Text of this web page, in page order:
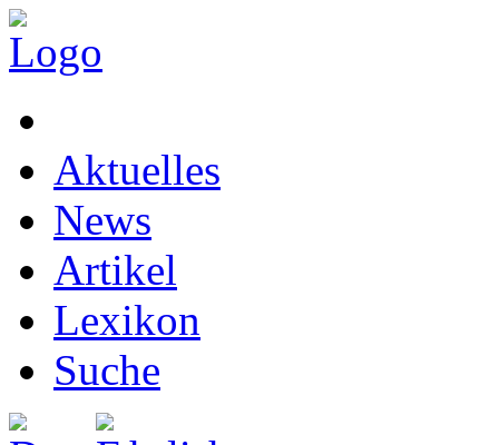
Aktuelles
News
Artikel
Lexikon
Suche